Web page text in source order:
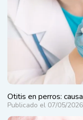
Otitis en perros:
Publicado el 07/05/2026